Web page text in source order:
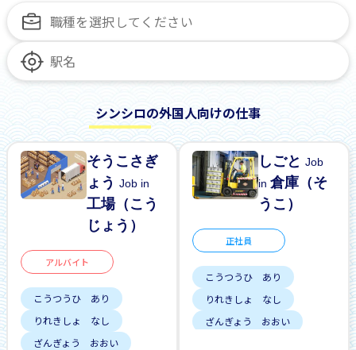
シンシロの外国人向けの仕事
そうこさぎ
ょうJob in
工場（こう
じょう）
アルバイト
こうつうひ あり
りれきしょ なし
ざんぎょう おおい
しごとJob
in倉庫（そ
うこ）
正社員
こうつうひ あり
りれきしょ なし
ざんぎょう おおい